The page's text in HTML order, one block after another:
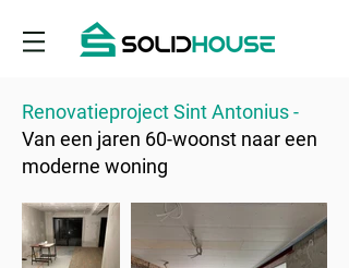
Renovatieproject Sint Antonius -
Van een jaren 60-woonst naar een
moderne woning